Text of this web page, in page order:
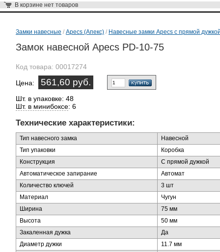
В корзине нет товаров
Замки навесные / Apecs (Апекс) / Навесные замки Apecs с прямой
Замок навесной Apecs PD-10-75
Код товара: 00017274
Цена: 561,60 руб.
Шт. в упаковке: 48
Шт. в минибоксе: 6
Технические характеристики:
Тип навесного замка
Навесной
Тип упаковки
Коробка
Конструкция
С прямой дужкой
Автоматическое запирание
Автомат
Количество ключей
3 шт
Материал
Чугун
Ширина
75 мм
Высота
50 мм
Закаленная дужка
Да
Диаметр дужки
11.7 мм